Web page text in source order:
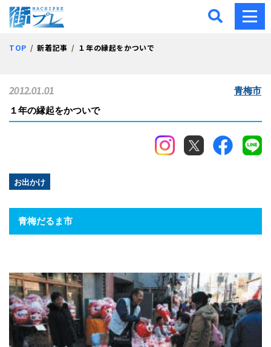
街プレ -東京・西多摩の
TOP 新着記事 １年の縁起をかついで
１年の縁起をかついで
お出かけ
2012.01.01 青梅市
青梅だるま市